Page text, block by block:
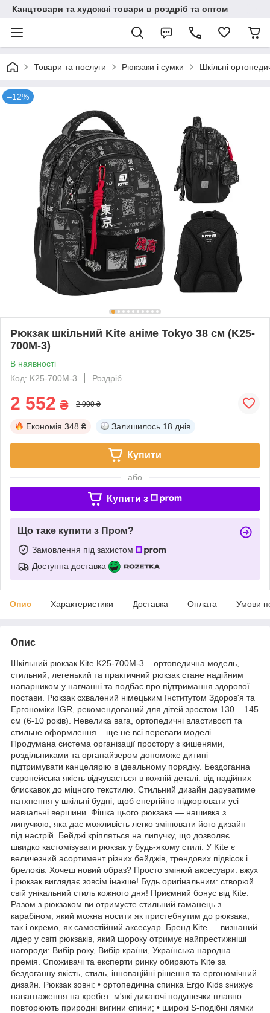
Канцтовари та художні товари в роздріб та оптом
Товари та послуги Рюкзаки і сумки Шкільні
–12%
Рюкзак шкільний Kite аніме Tokyo 38 см (K25-
700M-3)
В наявності
Код: K25-700M-3
Роздріб
2 552 ₴ 2 900 ₴
Економія 348 ₴ Залишилось 18 днів
Купити
або
Купити з
Що таке купити з Пром?
Замовлення під захистом
Доступна доставка
Опис Характеристики Доставка Оплата Умови
Опис
Шкільний рюкзак Kite K25-700M-3 – ортопедична модель,
стильний, легенький та практичний рюкзак стане надійним
напарником у навчанні та подбає про підтримання здорової
постави. Рюкзак схвалений німецьким Інститутом Здоров'я та
Ергономіки IGR, рекомендований для дітей зростом 130 – 145
см (6-10 років). Невелика вага, ортопедичні властивості та
стильне оформлення – ще не всі переваги моделі.
Продумана система організації простору з кишенями,
роздільниками та органайзером допоможе дитині
підтримувати канцелярію в ідеальному порядку. Бездоганна
європейська якість відчувається в кожній деталі: від надійних
блискавок до міцного текстилю. Стильний дизайн даруватиме
натхнення у шкільні будні, щоб енергійно підкорювати усі
навчальні вершини. Фішка цього рюкзака — нашивка з
липучкою, яка дає можливість легко змінювати його дизайн
під настрій. Бейджі кріпляться на липучку, що дозволяє
швидко кастомізувати рюкзак у будь-якому стилі. У Kite є
величезний асортимент різних бейджів, трендових підвісок і
брелоків. Хочеш новий образ? Просто змінюй аксесуари: вжух
і рюкзак виглядає зовсім інакше! Будь оригінальним: створюй
свій унікальний стиль кожного дня! Приємний бонус від Kite.
Разом з рюкзаком ви отримуєте стильний гаманець з
карабіном, який можна носити як пристебнутим до рюкзака,
так і окремо, як самостійний аксесуар. Бренд Kite — визнаний
лідер у світі рюкзаків, який щороку отримує найпрестижніші
нагороди: Вибір року, Вибір країни, Українська народна
премія. Споживачі та експерти ринку обирають Kite за
бездоганну якість, стиль, інноваційні рішення та ергономічний
дизайн. Рюкзак зовні: • ортопедична спинка Ergo Kids знижує
навантаження на хребет: м'які дихаючі подушечки плавно
повторюють природні вигини спини; • широкі S-подібні лямки